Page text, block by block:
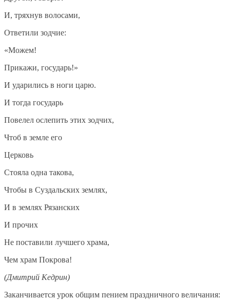
И, тряхнув волосами,
Ответили зодчие:
«Можем!
Прикажи, государь!»
И ударились в ноги царю.
И тогда государь
Повелел ослепить этих зодчих,
Чтоб в земле его
Церковь
Стояла одна такова,
Чтобы в Суздальских землях,
И в землях Рязанских
И прочих
Не поставили лучшего храма,
Чем храм Покрова!
(Дмитрий Кедрин)
Заканчивается урок общим пением праздничного величания: